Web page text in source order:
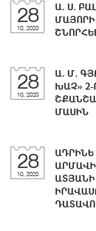
28
10, 2020
Ա. Ս.
28
10, 2020
Ա. Մ.
ԽԱՉ»
ՄԱՍԻՆ
28
10, 2020